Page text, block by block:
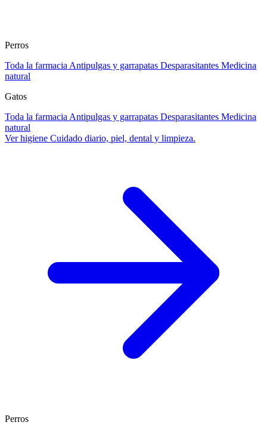
Perros
Toda la farmacia Antipulgas y garrapatas Desparasitantes Medicina
natural
Gatos
Toda la farmacia Antipulgas y garrapatas Desparasitantes Medicina
natural
Ver higiene Cuidado diario, piel, dental y limpieza.
Perros